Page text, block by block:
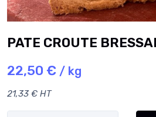
PATE CROUTE
22,50 € / kg
21,33 € HT